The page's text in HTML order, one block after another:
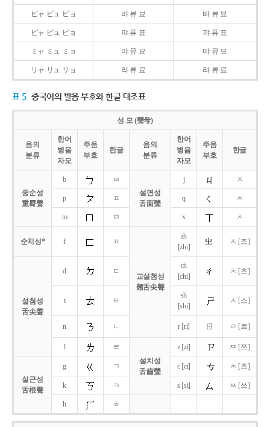
ビャ ビュ ビョ 뱌 뷰 뵤 뱌 뷰 뵤
ピャ ピュ ピョ 퍄 퓨 표 퍄 퓨 표
ミャ ミュ ミョ 먀 뮤 묘 먀 뮤 묘
リャ リュ リョ 랴 류 료 랴 류 료
표 5 중국어의 발음 부호와 한글 대조표
성 모 (聲母)
음의
분류
한어
병음
자모
주음
부호
한글
음의
분류
한어
병음
자모
주음
부호
한글
중순성
重脣聲
b
ㅂ
설면성
舌面聲
j ㅈ
p ㅍ q ㅊ
m ㅁ x ㅅ
순치성* f ㅍ
교설첨성
翹舌尖聲
zh
[zhi]
ㅈ [즈]
설첨성
舌尖聲
d ㄷ
ch
[chi]
ㅊ [츠]
t ㅌ
sh
[shi]
ㅅ [스]
n ㄴ r [ri] ㄖ ㄹ [르]
l
ㄹ
설치성
舌齒聲
z [zi] ㅉ [쯔]
설근성
舌根聲
g ㄱ c [ci] ㅊ [츠]
k ㅋ s [si] ㅆ [쓰]
h ㅎ